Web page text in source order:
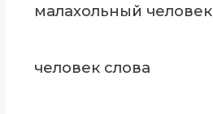
малахольный человек
человек слова